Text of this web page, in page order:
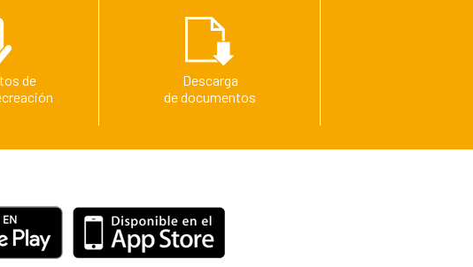
de
Descarga
de documentos